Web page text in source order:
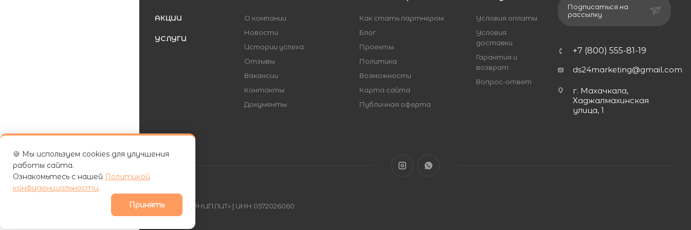
АКЦИИ
УСЛУГИ
О компании
Новости
Истории успеха
Отзывы
Вакансии
Контакты
Документы
Как стать партнером
Блог
Проекты
Политика
Возможности
Карта сайта
Публичная оферта
Условия оплаты
Условия
доставки
Гарантия и
возврат
Вопрос-ответ
Подписаться на
рассылку
+7 (800) 555-81-19
ds24marketing@gmail.com
г. Махачкала,
Хаджалмахинская
улица, 1
| ООО «ФУРНИПЛИТ» | ИНН 0572026060
🍪 Мы используем cookies для улучшения
работы сайта.
Ознакомьтесь с нашей Политикой
конфиденциальности.
Принять